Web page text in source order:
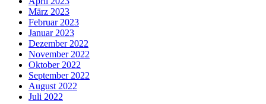
März 2023
Februar 2023
Januar 2023
Dezember 2022
November 2022
Oktober 2022
September 2022
August 2022
Juli 2022